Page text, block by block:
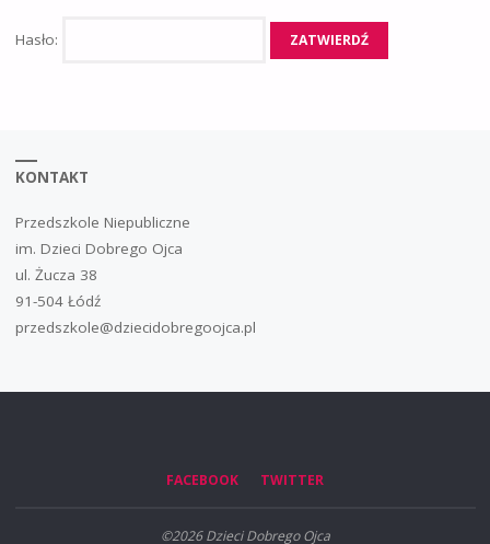
Hasło:
KONTAKT
Przedszkole Niepubliczne
im. Dzieci Dobrego Ojca
ul. Żucza 38
91-504 Łódź
przedszkole@dziecidobregoojca.pl
FACEBOOK TWITTER
©2026 Dzieci Dobrego Ojca